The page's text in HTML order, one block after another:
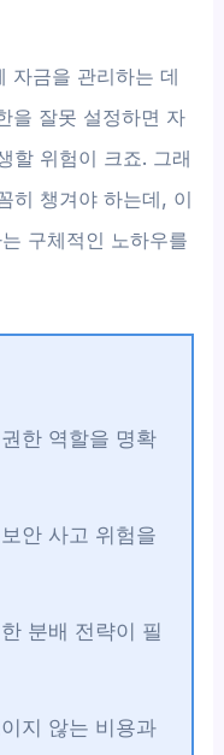
자금을 관리하는 데
을 잘못 설정하면 자
할 위험이 크죠. 그래
히 챙겨야 하는데, 이
구체적인 노하우를
한 역할을 명확
안 사고 위험을
분배 전략이 필
지 않는 비용과